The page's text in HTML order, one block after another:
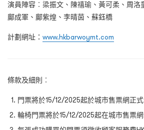
演員陣容︰梁振文、陳禧瑜、黃可柔、周洛
鄺成軍、鄺紫煌、李晴茵、蘇鈺橋
計劃網址： www.hkbarwoymt.com
條款及細則︰
門票將於15/12/2025起於城市售票網正式
輪椅門票將於15/12/2025起在城市售票網